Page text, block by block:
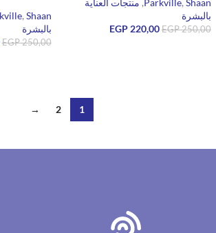
Parkville, Shaan
, منتجات العناية
بالبشرة
EGP250,00
EGP220,00
, Shaan
بالبشرة
EGP250,00
1
2
→